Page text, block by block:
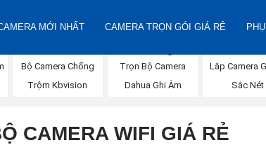
MỚI NHẤT CAMERA TRỌN GÓI GIÁ RẺ
Bộ Camera Chống
Trộm Kbvision
Trọn Bộ Camera
Dahua Ghi Âm
Lắp Camera
Sắc Nét
CAMERA WIFI GIÁ RẺ